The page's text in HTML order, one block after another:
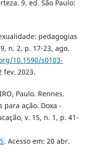
9. ed. São Paulo:
pedagogias
n. 2, p. 17-23, ago.
10.1590/s0103-
fev. 2023.
Paulo. Rennes.
para ação. Doxa -
v. 15, n. 1, p. 41-
. Acesso em: 20 abr.